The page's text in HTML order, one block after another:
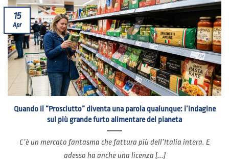
Quando il “Prosciutto” diventa una parola qualunque: l’indagine
sul più grande furto alimentare del pianeta
C’è un mercato fantasma che fattura più dell’Italia intera. E
adesso ha anche una licenza [...]
15
Apr